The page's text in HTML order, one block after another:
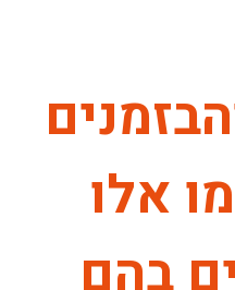
אלו
בהם